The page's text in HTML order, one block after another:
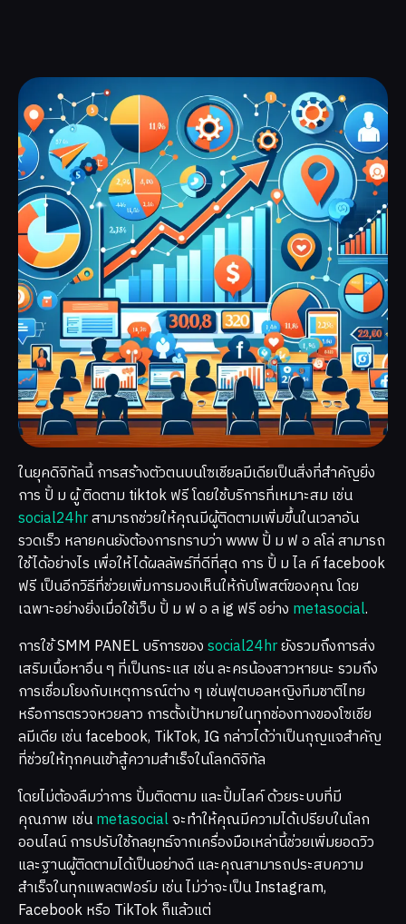
ในยุคดิจิทัลนี้ การสร้างตัวตนบนโซเชียลมีเดียเป็นสิ่งที่สำคัญยิ่ง
การ ปั้ ม ผู้ ติดตาม tiktok ฟรี โดยใช้บริการที่เหมาะสม เช่น
social24hrสามารถช่วยให้คุณมีผู้ติดตามเพิ่มขึ้นในเวลาอัน
รวดเร็ว หลายคนยังต้องการทราบว่า www ปั้ ม ฟ อ ลโล่ สามารถ
ใช้ได้อย่างไร เพื่อให้ได้ผลลัพธ์ที่ดีที่สุด การ ปั้ ม ไล ค์ facebook
ฟรี เป็นอีกวิธีที่ช่วยเพิ่มการมองเห็นให้กับโพสต์ของคุณ โดย
เฉพาะอย่างยิ่งเมื่อใช้เว็บ ปั้ ม ฟ อ ล ig ฟรี อย่าง metasocial.
การใช้ SMM PANEL บริการของsocial24hrยังรวมถึงการส่ง
เสริมเนื้อหาอื่น ๆ ที่เป็นกระแส เช่น ละครน้องสาวหายนะ รวมถึง
การเชื่อมโยงกับเหตุการณ์ต่าง ๆ เช่นฟุตบอลหญิงทีมชาติไทย
หรือการตรวจหวยลาว การตั้งเป้าหมายในทุกช่องทางของโซเชีย
ลมีเดีย เช่น facebook, TikTok, IG กล่าวได้ว่าเป็นกุญแจสำคัญ
ที่ช่วยให้ทุกคนเข้าสู้ความสำเร็จในโลกดิจิทัล
โดยไม่ต้องลืมว่าการ ปั้มติดตาม และปั้มไลค์ ด้วยระบบที่มี
คุณภาพ เช่นmetasocialจะทำให้คุณมีความได้เปรียบในโลก
ออนไลน์ การปรับใช้กลยุทธ์จากเครื่องมือเหล่านี้ช่วยเพิ่มยอดวิว
และฐานผู้ติดตามได้เป็นอย่างดี และคุณสามารถประสบความ
สำเร็จในทุกแพลตฟอร์ม เช่น ไม่ว่าจะเป็น Instagram,
Facebook หรือ TikTok ก็แล้วแต่